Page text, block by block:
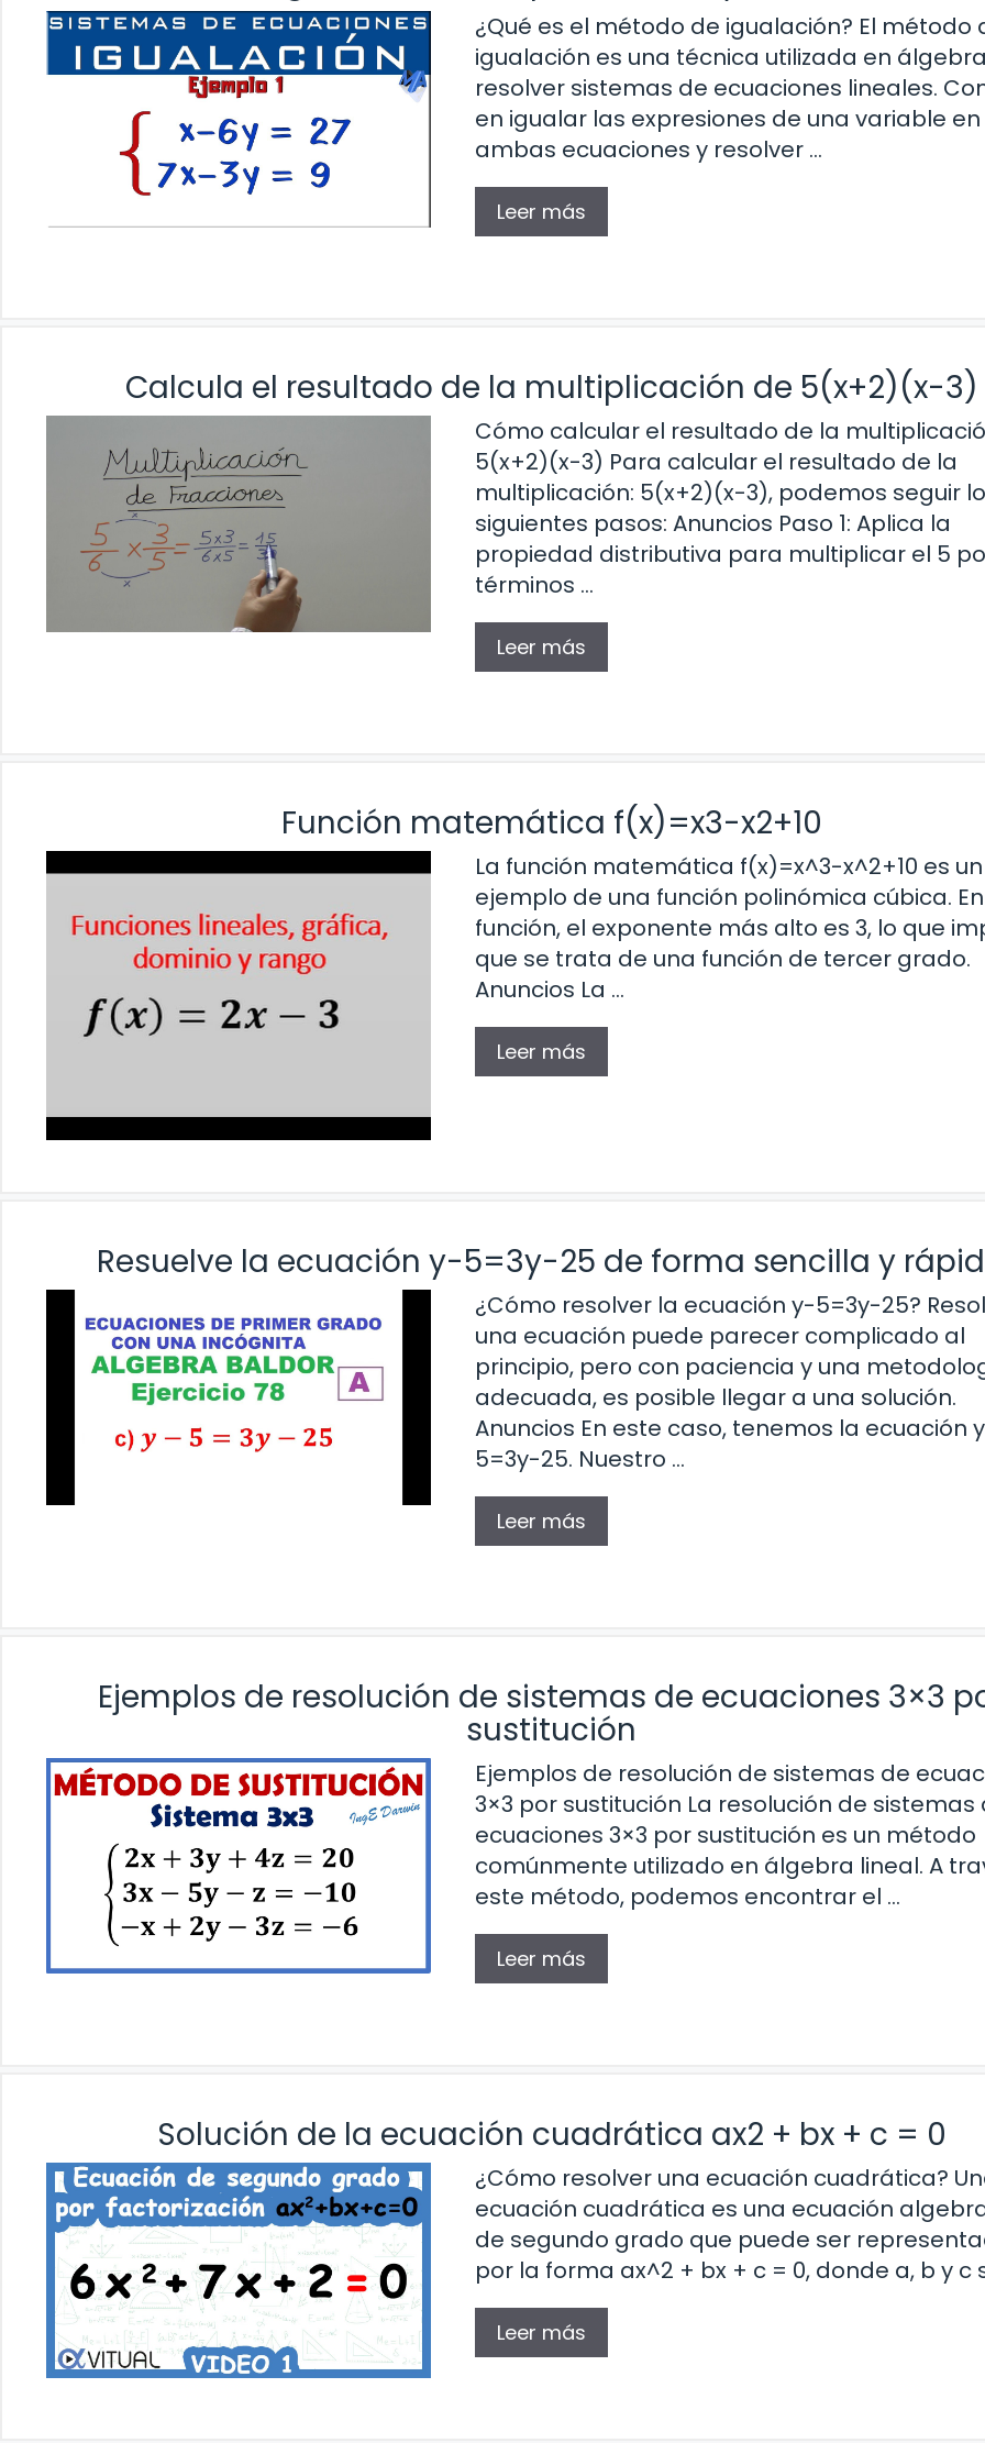
¿Qué es el método de igualación? El método
igualación es una técnica utilizada en
resolver sistemas de ecuaciones lineales.
en igualar las expresiones de una variable en
ambas ecuaciones y resolver …
Leer más
Calcula el resultado de la multiplicación de 5(x+2)(x-3)
Cómo calcular el resultado de la
5(x+2)(x-3) Para calcular el resultado de la
multiplicación: 5(x+2)(x-3), podemos seguir
siguientes pasos: Anuncios Paso 1: Aplica la
propiedad distributiva para multiplicar el 5
términos …
Leer más
Función matemática f(x)=x3-x2+10
La función matemática f(x)=x^3-x^2+10 es un
ejemplo de una función polinómica cúbica.
función, el exponente más alto es 3, lo que
que se trata de una función de tercer grado.
Anuncios La …
Leer más
Resuelve la ecuación y-5=3y-25 de forma sencilla y
¿Cómo resolver la ecuación y-5=3y-25?
una ecuación puede parecer complicado al
principio, pero con paciencia y una
adecuada, es posible llegar a una solución.
Anuncios En este caso, tenemos la ecuación
5=3y-25. Nuestro …
Leer más
Ejemplos de resolución de sistemas de ecuaciones 3×3
sustitución
Ejemplos de resolución de sistemas de
3×3 por sustitución La resolución de sistemas
ecuaciones 3×3 por sustitución es un método
comúnmente utilizado en álgebra lineal. A
este método, podemos encontrar el …
Leer más
Solución de la ecuación cuadrática ax2 + bx + c = 0
¿Cómo resolver una ecuación cuadrática?
ecuación cuadrática es una ecuación
de segundo grado que puede ser
por la forma ax^2 + bx + c = 0, donde a, b y c
Leer más